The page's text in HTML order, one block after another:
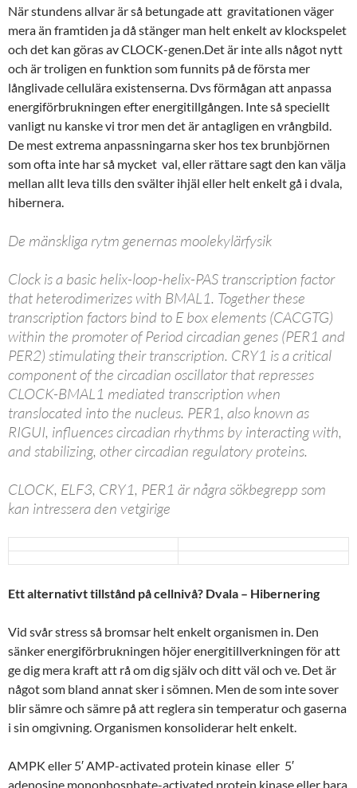
När stundens allvar är så betungade att gravitationen väger
mera än framtiden ja då stänger man helt enkelt av klockspelet
och det kan göras av CLOCK-genen.Det är inte alls något nytt
och är troligen en funktion som funnits på de första mer
långlivade cellulära existenserna. Dvs förmågan att anpassa
energiförbrukningen efter energitillgången. Inte så speciellt
vanligt nu kanske vi tror men det är antagligen en vrångbild.
De mest extrema anpassningarna sker hos tex brunbjörnen
som ofta inte har så mycket val, eller rättare sagt den kan välja
mellan allt leva tills den svälter ihjäl eller helt enkelt gå i dvala,
hibernera.
De mänskliga rytm genernas moolekylärfysik
Clock is a basic helix-loop-helix-PAS transcription factor
that heterodimerizes with BMAL1. Together these
transcription factors bind to E box elements (CACGTG)
within the promoter of Period circadian genes (PER1 and
PER2) stimulating their transcription. CRY1 is a critical
component of the circadian oscillator that represses
CLOCK-BMAL1 mediated transcription when
translocated into the nucleus. PER1, also known as
RIGUI, influences circadian rhythms by interacting with,
and stabilizing, other circadian regulatory proteins.
CLOCK, ELF3, CRY1, PER1 är några sökbegrepp som
kan intressera den vetgirige
Ett alternativt tillstånd på cellnivå? Dvala – Hibernering
Vid svår stress så bromsar helt enkelt organismen in. Den
sänker energiförbrukningen höjer energitillverkningen för att
ge dig mera kraft att rå om dig själv och ditt väl och ve. Det är
något som bland annat sker i sömnen. Men de som inte sover
blir sämre och sämre på att reglera sin temperatur och gaserna
i sin omgivning. Organismen konsoliderar helt enkelt.
AMPK eller 5′ AMP-activated protein kinase eller 5′
adenosine monophosphate-activated protein kinase eller bara